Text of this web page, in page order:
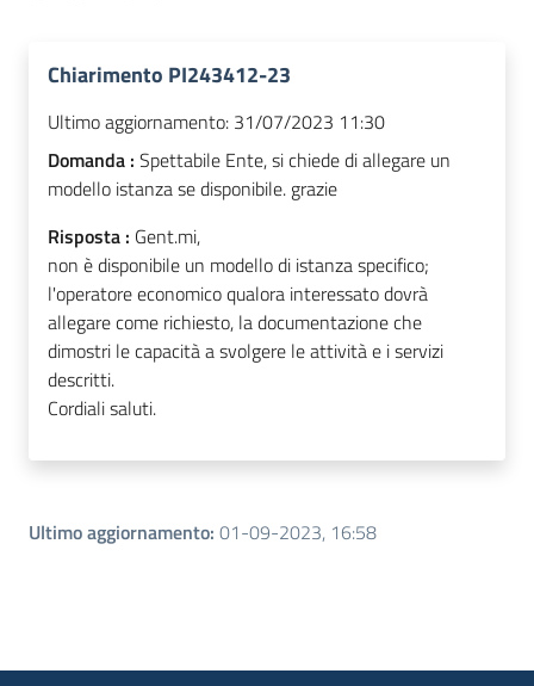
Chiarimento PI243412-23
Ultimo aggiornamento: 31/07/2023 11:30
Domanda : Spettabile Ente, si chiede di allegare un
modello istanza se disponibile. grazie
Risposta : Gent.mi,
non è disponibile un modello di istanza specifico;
l'operatore economico qualora interessato dovrà
allegare come richiesto, la documentazione che
dimostri le capacità a svolgere le attività e i servizi
descritti.
Cordiali saluti.
Ultimo aggiornamento: 01-09-2023, 16:58